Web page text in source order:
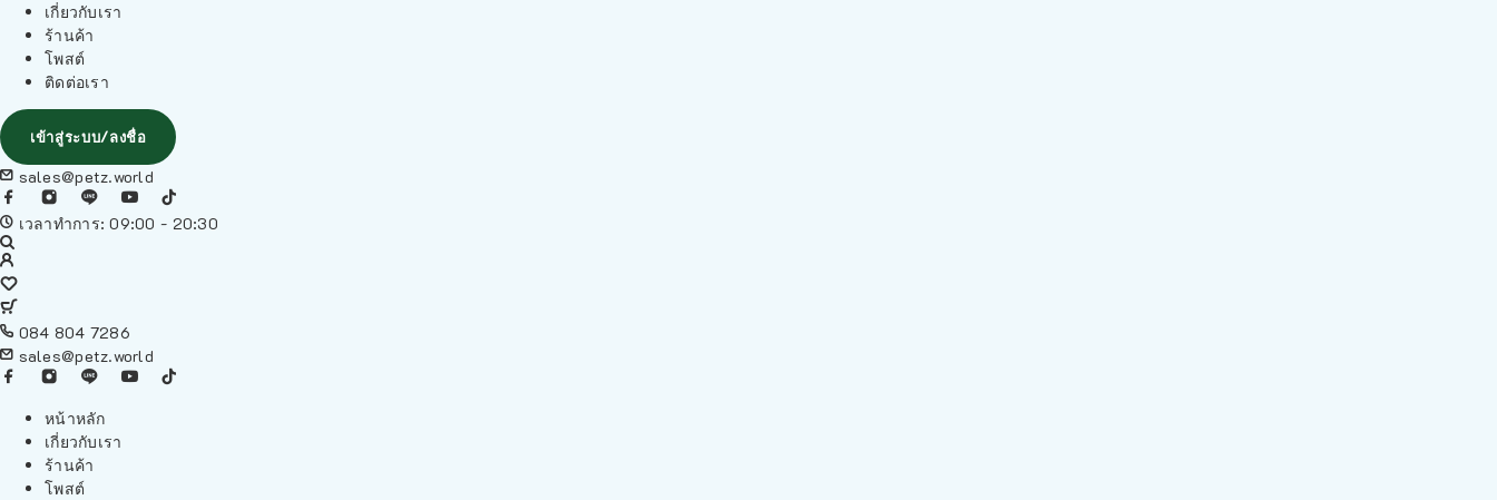
เกี่ยวกับเรา
ร้านค้า
โพสต์
ติดต่อเรา
เข้าสู่ระบบ/ลงชื่อ
sales@petz.world
เวลาทำการ: 09:00 - 20:30
084 804 7286
sales@petz.world
หน้าหลัก
เกี่ยวกับเรา
ร้านค้า
โพสต์